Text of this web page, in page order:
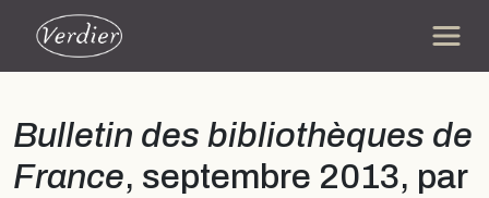
Bulletin des bibliothèques de
France, septembre 2013, par